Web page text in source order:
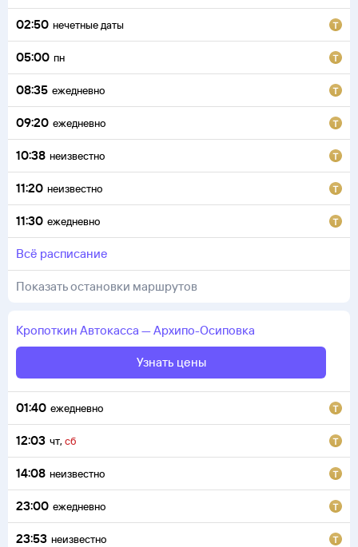
02:50 нечетные даты
05:00 пн
08:35 ежедневно
09:20 ежедневно
10:38 неизвестно
11:20 неизвестно
11:30 ежедневно
всё расписание
Показать остановки маршрутов
Кропоткин Автокасса —Архипо-Осиповка
Узнать цены
01:40 ежедневно
12:03 чт, сб
14:08 неизвестно
23:00 ежедневно
23:53 неизвестно